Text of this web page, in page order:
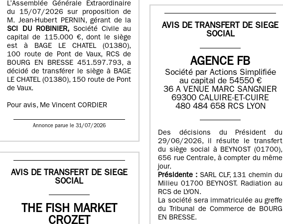
L’Assemblée Générale Extraordinaire
du 15/07/2026 sur proposition de
M. Jean-Hubert PERNIN, gérant de la
SCI DU ROBINIER, Société Civile au
capital de 115.000 €, dont le siège
est à BAGE LE CHATEL (01380),
100 route de Pont de Vaux, RCS de
BOURG EN BRESSE 451.597.793, a
décidé de transférer le siège à BAGE
LE CHATEL (01380), 150 route de Pont
de Vaux.
Pour avis, Me Vincent CORDIER
Annonce parue le 31/07/2026
AVIS DE TRANSFERT DE SIEGE
SOCIAL
AGENCE FB
Société par Actions Simplifiée
au capital de 54550 €
36 A VENUE MARC SANGNIER
69300 CALUIRE-ET-CUIRE
480 484 658 RCS LYON
Des décisions du Président du
29/06/2026, il résulte le transfert
du siège social à BEYNOST (01700),
656 rue Centrale, à compter du même
jour.
Présidente : SARL CLF, 131 chemin du
Milieu 01700 BEYNOST. Radiation au
RCS de LYON.
La société sera immatriculée au greffe
du Tribunal de Commerce de BOURG
EN BRESSE.
AVIS DE TRANSFERT DE SIEGE
SOCIAL
THE FISH MARKET